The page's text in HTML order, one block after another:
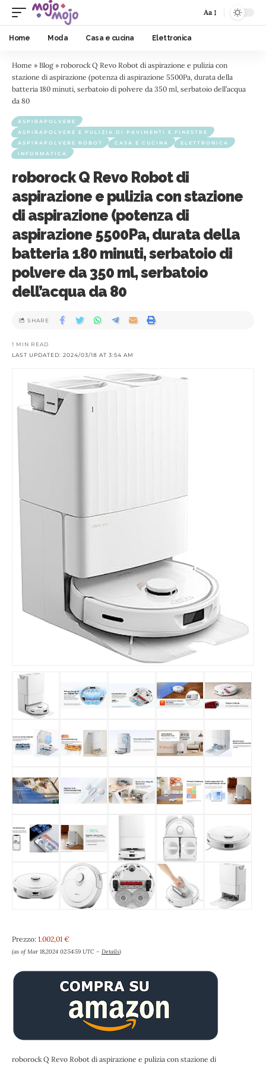
Aa
Home Moda Casa e cucina Elettronica
Home » Blog » roborock Q Revo Robot di aspirazione e pulizia con
stazione di aspirazione (potenza di aspirazione 5500Pa, durata della
batteria 180 minuti, serbatoio di polvere da 350 ml, serbatoio dell’acqua
da 80
ASPIRAPOLVERE
ASPIRAPOLVERE E PULIZIA DI PAVIMENTI E FINESTRE
ASPIRAPOLVERE ROBOT
CASA E CUCINA
ELETTRONICA
INFORMATICA
roborock Q Revo Robot di
aspirazione e pulizia con stazione
di aspirazione (potenza di
aspirazione 5500Pa, durata della
batteria 180 minuti, serbatoio di
polvere da 350 ml, serbatoio
dell’acqua da 80
LAST UPDATED: 2024/03/18 AT 3:54 AM
1 MIN READ
SHARE
Prezzo: 1.002,01 €
(as of Mar 18,2024 02:54:59 UTC – Details)
roborock Q Revo Robot di aspirazione e pulizia con stazione di